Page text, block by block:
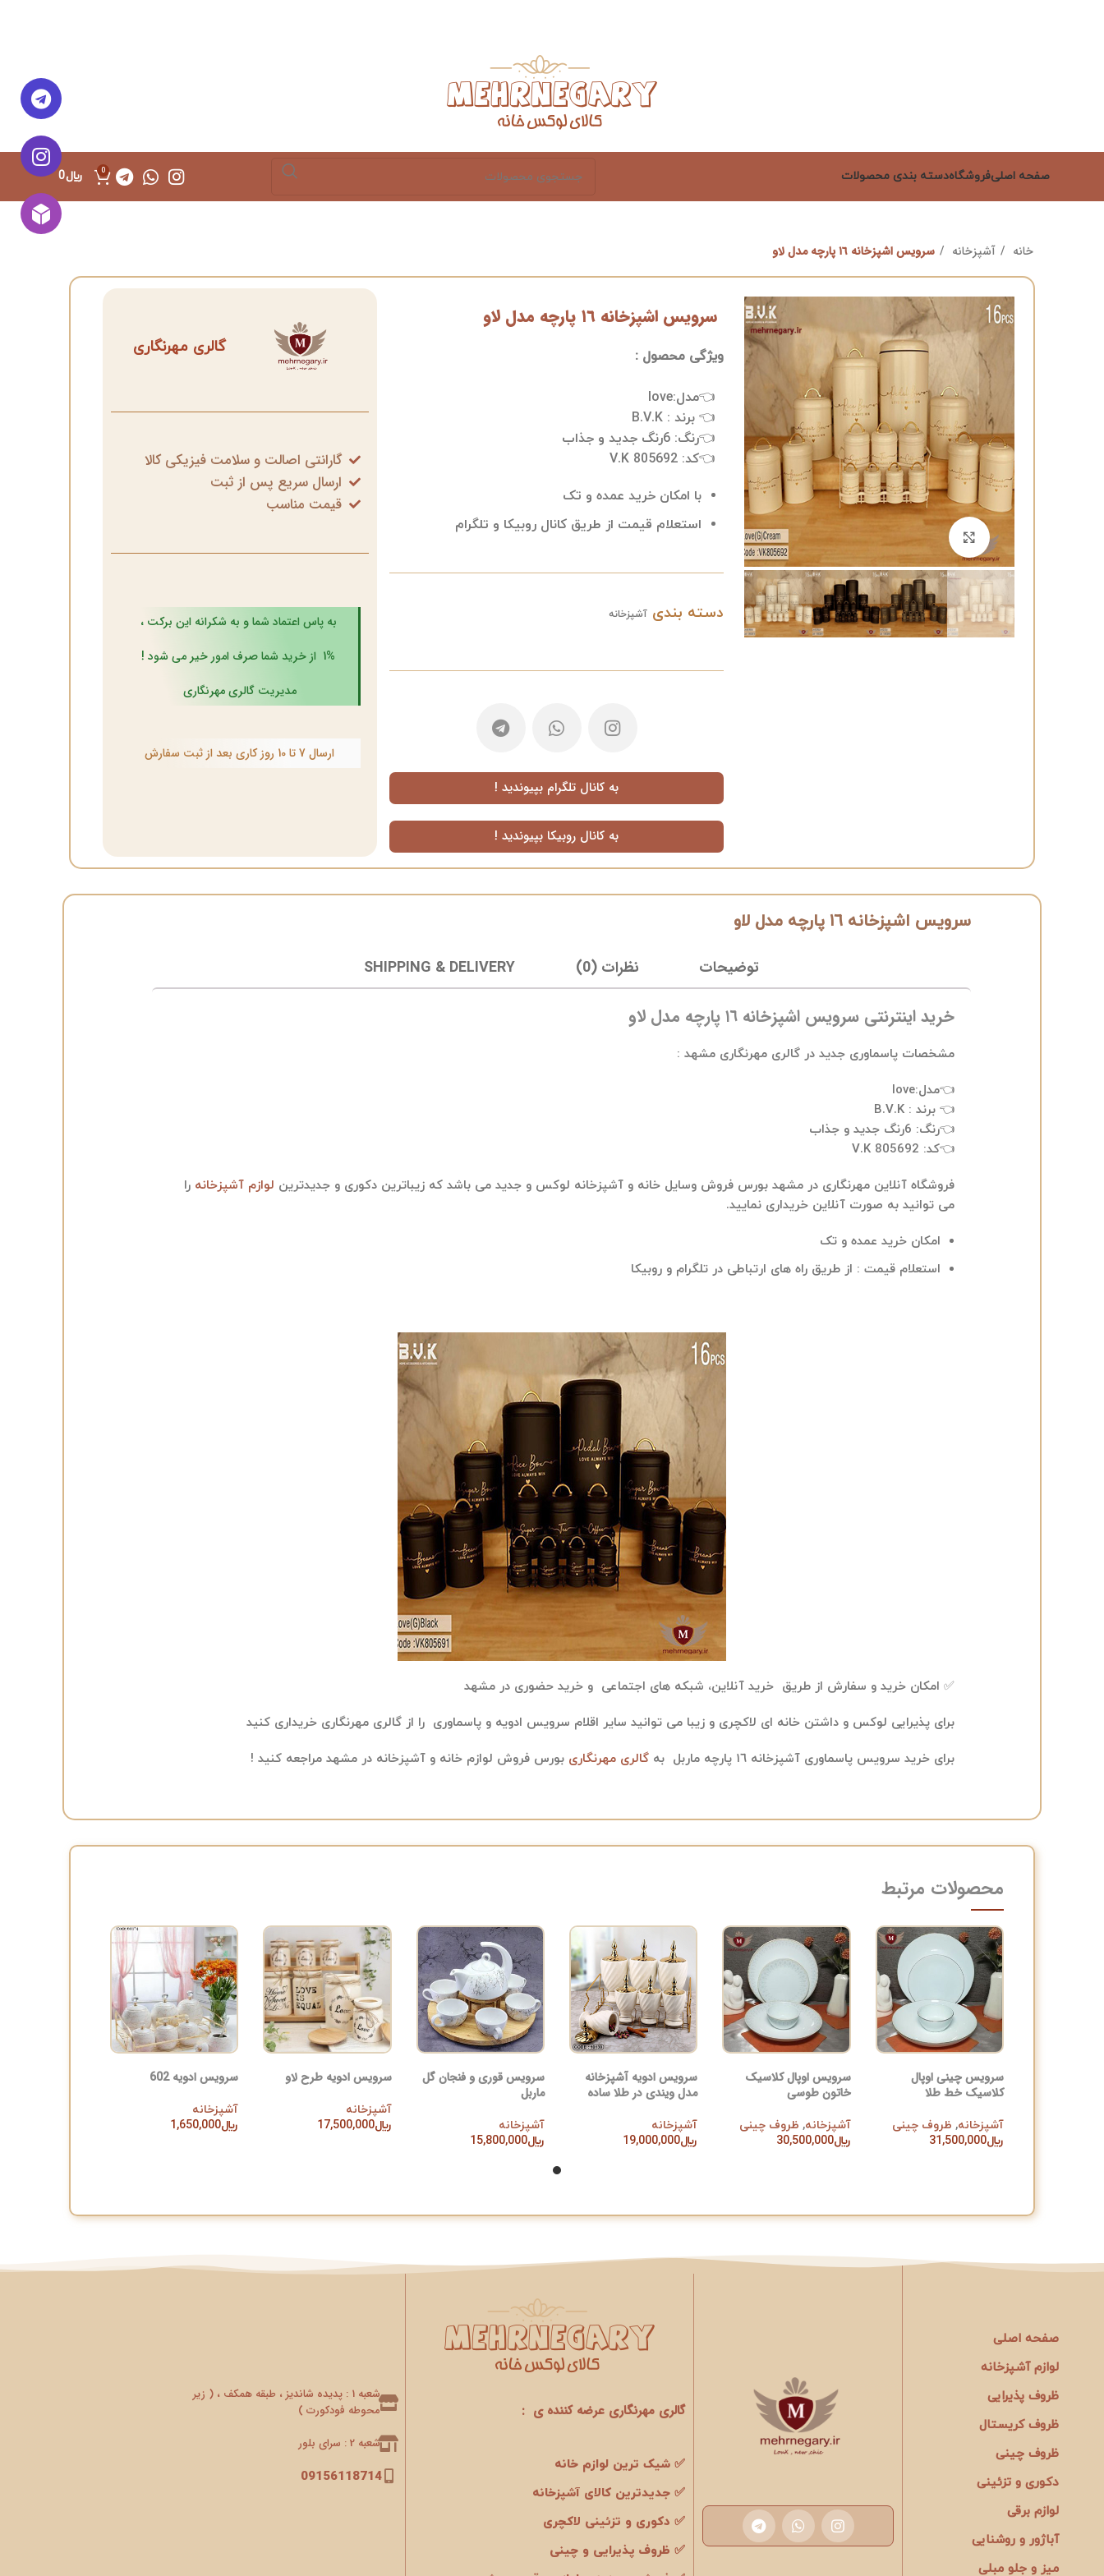
صفحه اصلیفروشگاهدسته بندی محصولات 0 ﷼0
خانه آشپزخانه سرویس اشپزخانه ١٦ پارچه مدل لاو
برای بزرگنمایی کلیک کنید
سرویس اشپزخانه ١٦ پارچه مدل لاو
ویژگی محصول :
👈مدل:love
👈 برند : B.V.K
👈رنگ: 6رنگ جدید و جذاب
👈كد: V.K 805692
با امکان خرید عمده و تک
استعلام قیمت از طریق کانال روبیکا و تلگرام
دسته بندی آشپزخانه
به کانال تلگرام بپیوندید !
به کانال روبیکا بپیوندید !
گالری مهرنگاری
گارانتی اصالت و سلامت فیزیکی کالا
ارسال سریع پس از ثبت
قیمت مناسب
به پاس اعتماد شما و به شکرانه این برکت ،
1% از خرید شما صرف امور خیر می شود !
مدیریت گالری مهرنگاری
ارسال 7 تا 10 روز کاری بعد از ثبت سفارش
سرویس اشپزخانه ١٦ پارچه مدل لاو
توضیحات نظرات (0) SHIPPING & DELIVERY
خرید اینترنتی سرویس اشپزخانه ١٦ پارچه مدل لاو
مشخصات پاسماوری جدید در گالری مهرنگاری مشهد :
👈مدل:love
👈 برند : B.V.K
👈رنگ: 6رنگ جدید و جذاب
👈كد: V.K 805692
فروشگاه آنلاین مهرنگاری در مشهد بورس فروش وسایل خانه و آشپزخانه لوکس و جدید می باشد که زیباترین دکوری و جدیدترین لوازم آشپزخانه را
می توانید به صورت آنلاین خریداری نمایید.
امکان خرید عمده و تک
استعلام قیمت : از طریق راه های ارتباطی در تلگرام و روبیکا
✅ امکان خرید و سفارش از طریق خرید آنلاین، شبکه های اجتماعی و خرید حضوری در مشهد
برای پذیرایی لوکس و داشتن خانه ای لاکچری و زیبا می توانید سایر اقلام سرویس ادویه و پاسماوری را از گالری مهرنگاری خریداری کنید
برای خرید سرویس پاسماوری آشپزخانه ١٦ پارچه ماربل به گالری مهرنگاری بورس فروش لوازم خانه و آشپزخانه در مشهد مراجعه کنید !
محصولات مرتبط
سرویس چینی اوپال
کلاسیک خط طلا
آشپزخانه, ظروف چینی
﷼31,500,000
سرویس اوپال کلاسیک
خاتون طوسی
آشپزخانه, ظروف چینی
﷼30,500,000
سرویس ادویه آشپزخانه
مدل ویندی در طلا ساده
آشپزخانه
﷼19,000,000
سرویس قوری و فنجان گل
ماربل
آشپزخانه
﷼15,800,000
سرویس ادویه طرح لاو
آشپزخانه
﷼17,500,000
سرویس ادویه 602
آشپزخانه
﷼1,650,000
صفحه اصلی
لوازم آشپزخانه
ظروف پذیرایی
ظروف کریستال
ظروف چینی
دکوری و تزئینی
لوازم برقی
آباژور و روشنایی
میز و جلو مبلی
گالری مهرنگاری عرضه کننده ی :
✅ شیک ترین لوازم خانه
✅ جدیدترین کالای آشپزخانه
✅ دکوری و تزئینی لاکچری
✅ ظروف پذیرایی و چینی
شعبه 1 : پدیده شاندیز ، طبقه همکف ، ( زیر
محوطه فودکورت )
شعبه 2 : سرای بلور
09156118714